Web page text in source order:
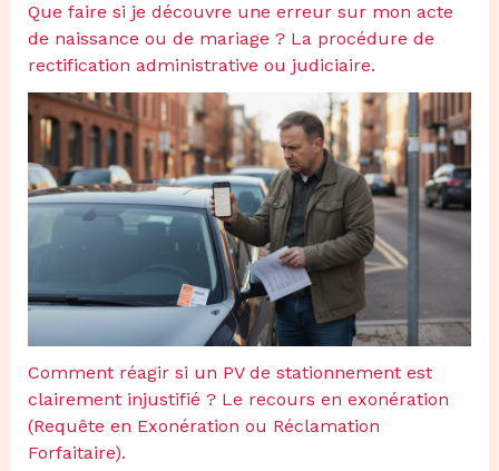
Que faire si je découvre une erreur sur mon acte
de naissance ou de mariage ? La procédure de
rectification administrative ou judiciaire.
Comment réagir si un PV de stationnement est
clairement injustifié ? Le recours en exonération
(Requête en Exonération ou Réclamation
Forfaitaire).